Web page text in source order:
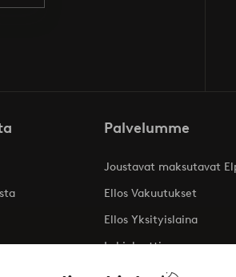
Palvelumme
Joustavat maksutavat
Ellos Vakuutukset
Ellos Yksityislaina
Lahjakortti